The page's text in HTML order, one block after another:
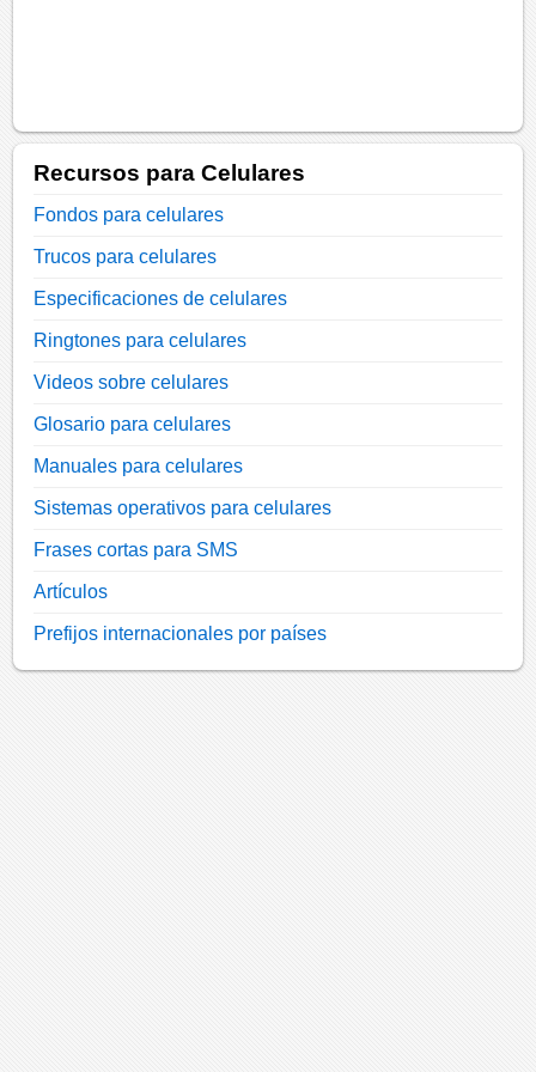
Recursos para Celulares
Fondos para celulares
Trucos para celulares
Especificaciones de celulares
Ringtones para celulares
Videos sobre celulares
Glosario para celulares
Manuales para celulares
Sistemas operativos para celulares
Frases cortas para SMS
Artículos
Prefijos internacionales por países